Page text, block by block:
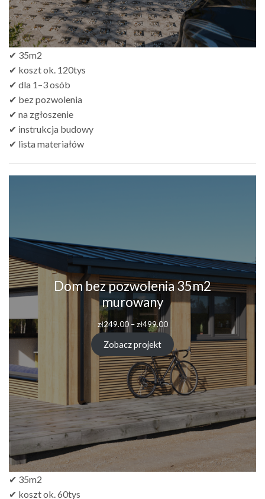
✔ 35m2
✔ koszt ok. 120tys
✔ dla 1–3 osób
✔ bez pozwolenia
✔ na zgłoszenie
✔ instrukcja budowy
✔ lista materiałów
Dom bez pozwolenia 35m2
murowany
zł249.00 – zł499.00
Zobacz projekt
✔ 35m2
✔ koszt ok. 60tys